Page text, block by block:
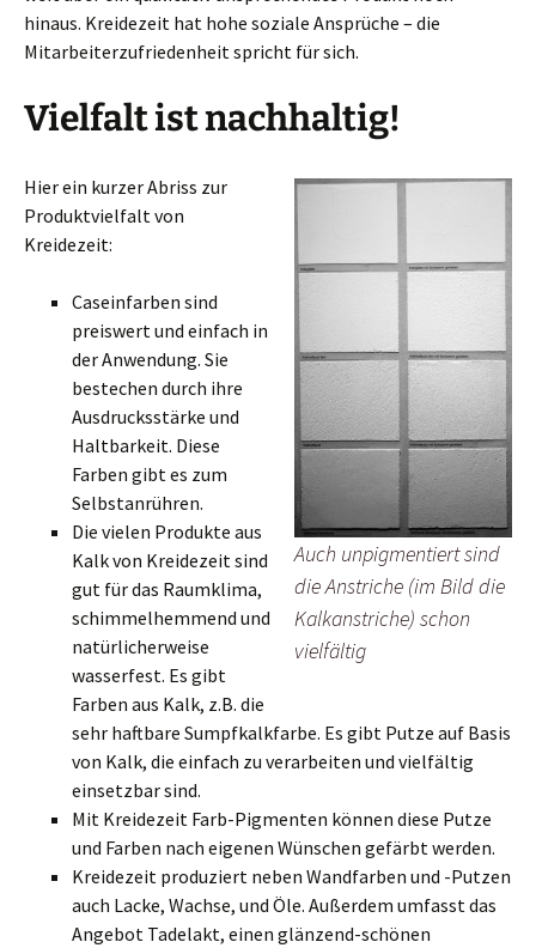
hinaus. Kreidezeit hat hohe soziale Ansprüche – die
Mitarbeiterzufriedenheit spricht für sich.
Vielfalt ist nachhaltig!
Auch unpigmentiert sind
die Anstriche (im Bild die
Kalkanstriche) schon
vielfältig
Hier ein kurzer Abriss zur
Produktvielfalt von
Kreidezeit:
Caseinfarben sind
preiswert und einfach in
der Anwendung. Sie
bestechen durch ihre
Ausdrucksstärke und
Haltbarkeit. Diese
Farben gibt es zum
Selbstanrühren.
Die vielen Produkte aus
Kalk von Kreidezeit sind
gut für das Raumklima,
schimmelhemmend und
natürlicherweise
wasserfest. Es gibt
Farben aus Kalk, z.B. die
sehr haftbare Sumpfkalkfarbe. Es gibt Putze auf Basis
von Kalk, die einfach zu verarbeiten und vielfältig
einsetzbar sind.
Mit Kreidezeit Farb-Pigmenten können diese Putze
und Farben nach eigenen Wünschen gefärbt werden.
Kreidezeit produziert neben Wandfarben und -Putzen
auch Lacke, Wachse, und Öle. Außerdem umfasst das
Angebot Tadelakt, einen glänzend-schönen